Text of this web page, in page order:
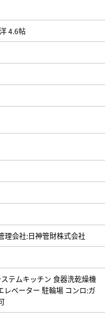
4.6帖
理会社:日神管財株式会社
ステムキッチン 食器洗乾燥機
レベーター 駐輪場 コンロ:ガ